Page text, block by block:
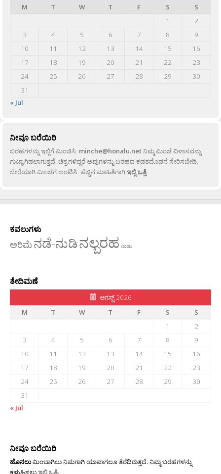
M
T W T F S
S
1
2
3
4 5 6 7 8
9
10
11 12 13 14 15
16
17
18 19 20 21 22
23
24
25 26 27 28 29
30
31
« Jul
ನೀವೂ ಬರೆಯಿರಿ
ಬರಹಗಳನ್ನು ಇಲ್ಲಿಗೆ ಮಿಂಚಿಸಿ: minche@honalu.netನಿಮ್ಮ ಮಿಂಚೆ ವಿಳಾಸವನ್ನು
ಗುಟ್ಟಾಗಿಡಲಾಗುತ್ತದೆ. ಚಿತ್ರಗಳಿದ್ದರೆ ಅವುಗಳನ್ನು ಬರಹದ ಕಡತದೊಡನೆ ಸೇರಿಸಬೇಡಿ,
ಬೇರೆಯಾಗಿ ಮಿಂಚೆಗೆ ಅಂಟಿಸಿ. ಹೆಚ್ಚಿನ ಮಾಹಿತಿಗಾಗಿಇಲ್ಲಿ ಒತ್ತಿ.
ಕವಲುಗಳು
ಅರಿಮೆನಡೆ-ನುಡಿನಲ್ಬರಹ ನಾಡು
ತೇದಿಮಣೆ
ಆಗಸ್ಟ್ 2026
M
T W T F S
S
1
2
3
4 5 6 7 8
9
10
11 12 13 14 15
16
17
18 19 20 21 22
23
24
25 26 27 28 29
30
31
« Jul
ನೀವೂ ಬರೆಯಿರಿ
ಹೊನಲುಮಿಂಬಾಗಿಲು ನಿಮಗಾಗಿ ಯಾವಾಗಲೂ ತೆರೆದಿರುತ್ತದೆ. ನಿಮ್ಮ ಬರಹಗಳನ್ನು
ಕಳುಹಿಸಲುಇಲ್ಲಿ ಒತ್ತಿ.